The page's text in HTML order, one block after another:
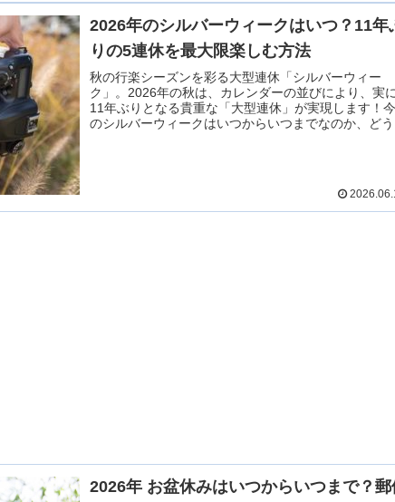
2026年のシルバーウィークはいつ？11年
りの5連休を最大限楽しむ方法
秋の行楽シーズンを彩る大型連休「シルバーウィー
ク」。2026年の秋は、カレンダーの並びにより、実
11年ぶりとなる貴重な「大型連休」が実現します！
のシルバーウィークはいつからいつまでなのか、どう
2026年 お盆休みはいつからいつまで？郵